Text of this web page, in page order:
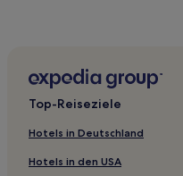
Hotels nahe Bahnhof
Niedoradz Hotels
Hotels nahe Bahnhof
Gmina Małomice Hotels
Top-Reiseziele
Hotels in Deutschland
Hotels in den USA